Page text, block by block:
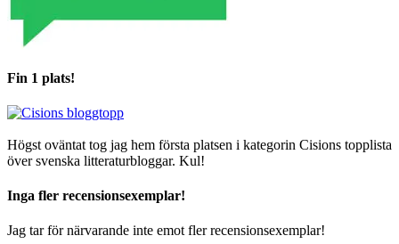
Fin 1 plats!
Högst oväntat tog jag hem första platsen i kategorin Cisions topplista
över svenska litteraturbloggar. Kul!
Inga fler recensionsexemplar!
Jag tar för närvarande inte emot fler recensionsexemplar!